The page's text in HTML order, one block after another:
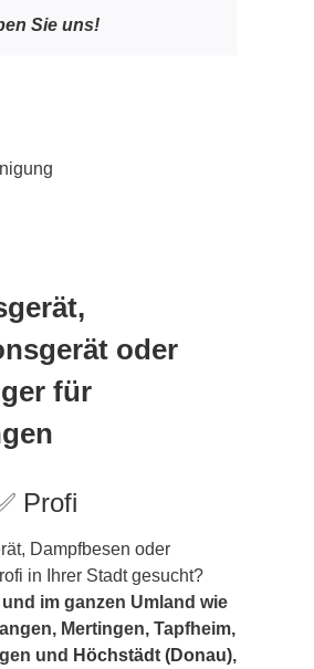
Sie uns!
oder
für
Profi
Dampfbesen oder
in Ihrer Stadt gesucht?
im ganzen Umland wie
Mertingen, Tapfheim,
und Höchstädt (Donau),